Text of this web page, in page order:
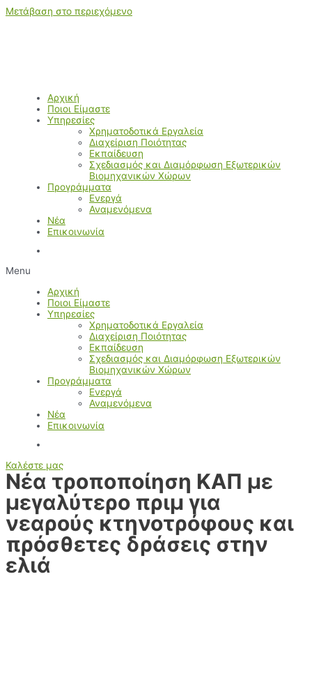
Μετάβαση στο περιεχόμενο
Αρχική
Ποιοι Είμαστε
Υπηρεσίες
Χρηματοδοτικά Εργαλεία
Διαχείριση Ποιότητας
Εκπαίδευση
Σχεδιασμός και Διαμόρφωση Εξωτερικών
Βιομηχανικών Χώρων
Προγράμματα
Ενεργά
Αναμενόμενα
Νέα
Επικοινωνία
Menu
Αρχική
Ποιοι Είμαστε
Υπηρεσίες
Χρηματοδοτικά Εργαλεία
Διαχείριση Ποιότητας
Εκπαίδευση
Σχεδιασμός και Διαμόρφωση Εξωτερικών
Βιομηχανικών Χώρων
Προγράμματα
Ενεργά
Αναμενόμενα
Νέα
Επικοινωνία
Καλέστε μας
Νέα τροποποίηση ΚΑΠ με
μεγαλύτερο πριμ για
νεαρούς κτηνοτρόφους και
πρόσθετες δράσεις στην
ελιά